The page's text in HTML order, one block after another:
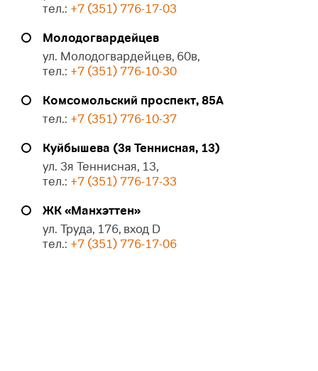
тел.: +7 (351) 776-17-03
Молодогвардейцев
ул. Молодогвардейцев, 60в,
тел.: +7 (351) 776-10-30
Комсомольский проспект, 85А
тел.: +7 (351) 776-10-37
Куйбышева (3я Теннисная, 13)
ул. 3я Теннисная, 13,
тел.: +7 (351) 776-17-33
ЖК «Манхэттен»
ул. Труда, 176, вход D
тел.: +7 (351) 776-17-06